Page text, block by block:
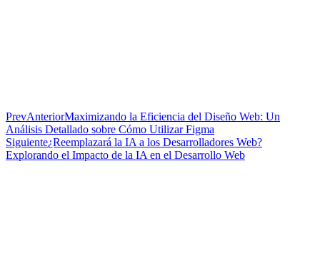
PrevAnteriorMaximizando la Eficiencia del Diseño Web: Un
Análisis Detallado sobre Cómo Utilizar Figma
Siguiente¿Reemplazará la IA a los Desarrolladores Web?
Explorando el Impacto de la IA en el Desarrollo Web